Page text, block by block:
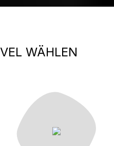
WÄHLEN